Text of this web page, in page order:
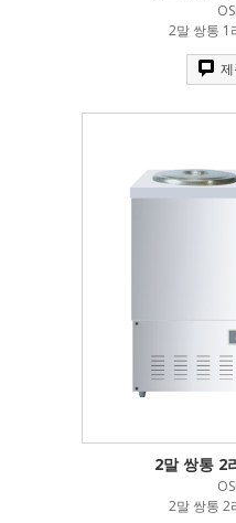
2말 쌍통 1
2말 쌍통 2
2말 쌍통 2